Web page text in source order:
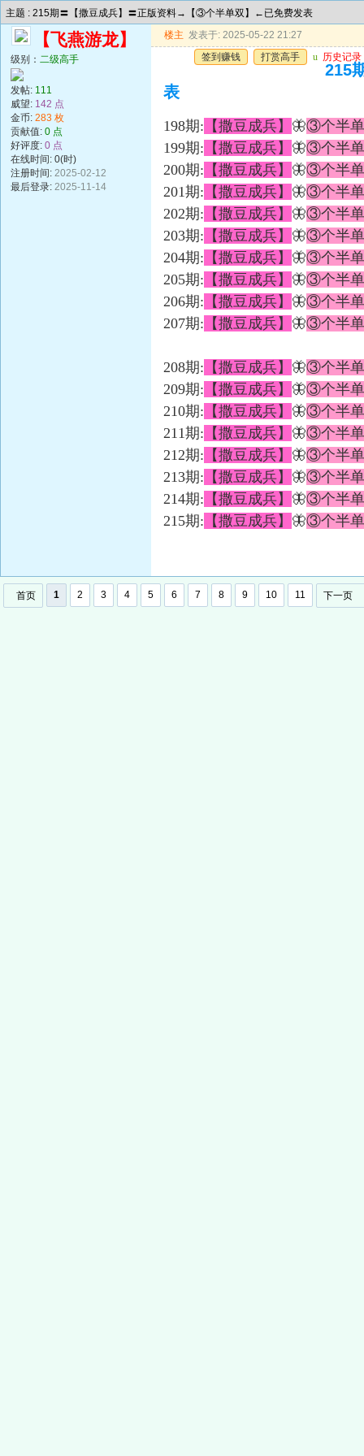
主题 : 215期〓【撒豆成兵】〓正版资料→【③个半单双】←已免费发表
【飞燕游龙】
级别： 二级高手
发帖: 111
威望: 142 点
金币: 283 枚
贡献值: 0 点
好评度: 0 点
在线时间: 0(时)
注册时间: 2025-02-12
最后登录: 2025-11-14
楼主 发表于: 2025-05-22 21:27
签到赚钱
打赏高手 u 历史记录
215
表
198期: 【撒豆成兵】 🦋③个半
199期: 【撒豆成兵】 🦋③个半
200期: 【撒豆成兵】 🦋③个半
201期: 【撒豆成兵】 🦋③个半
202期: 【撒豆成兵】 🦋③个半
203期: 【撒豆成兵】 🦋③个半
204期: 【撒豆成兵】 🦋③个半
205期: 【撒豆成兵】 🦋③个半
206期: 【撒豆成兵】 🦋③个半
207期: 【撒豆成兵】 🦋③个半
208期: 【撒豆成兵】 🦋③个半
209期: 【撒豆成兵】 🦋③个半
210期: 【撒豆成兵】 🦋③个半
211期: 【撒豆成兵】 🦋③个半
212期: 【撒豆成兵】 🦋③个半
213期: 【撒豆成兵】 🦋③个半
214期: 【撒豆成兵】 🦋③个半
215期: 【撒豆成兵】 🦋③个半
首页 1 2 3 4 5 6 7 8 9 10 11 下一页